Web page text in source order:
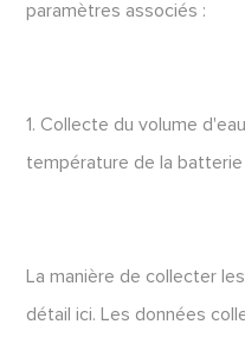
paramètres associés :
1. Collecte du volume
température de la
La manière de collecter
détail ici. Les données